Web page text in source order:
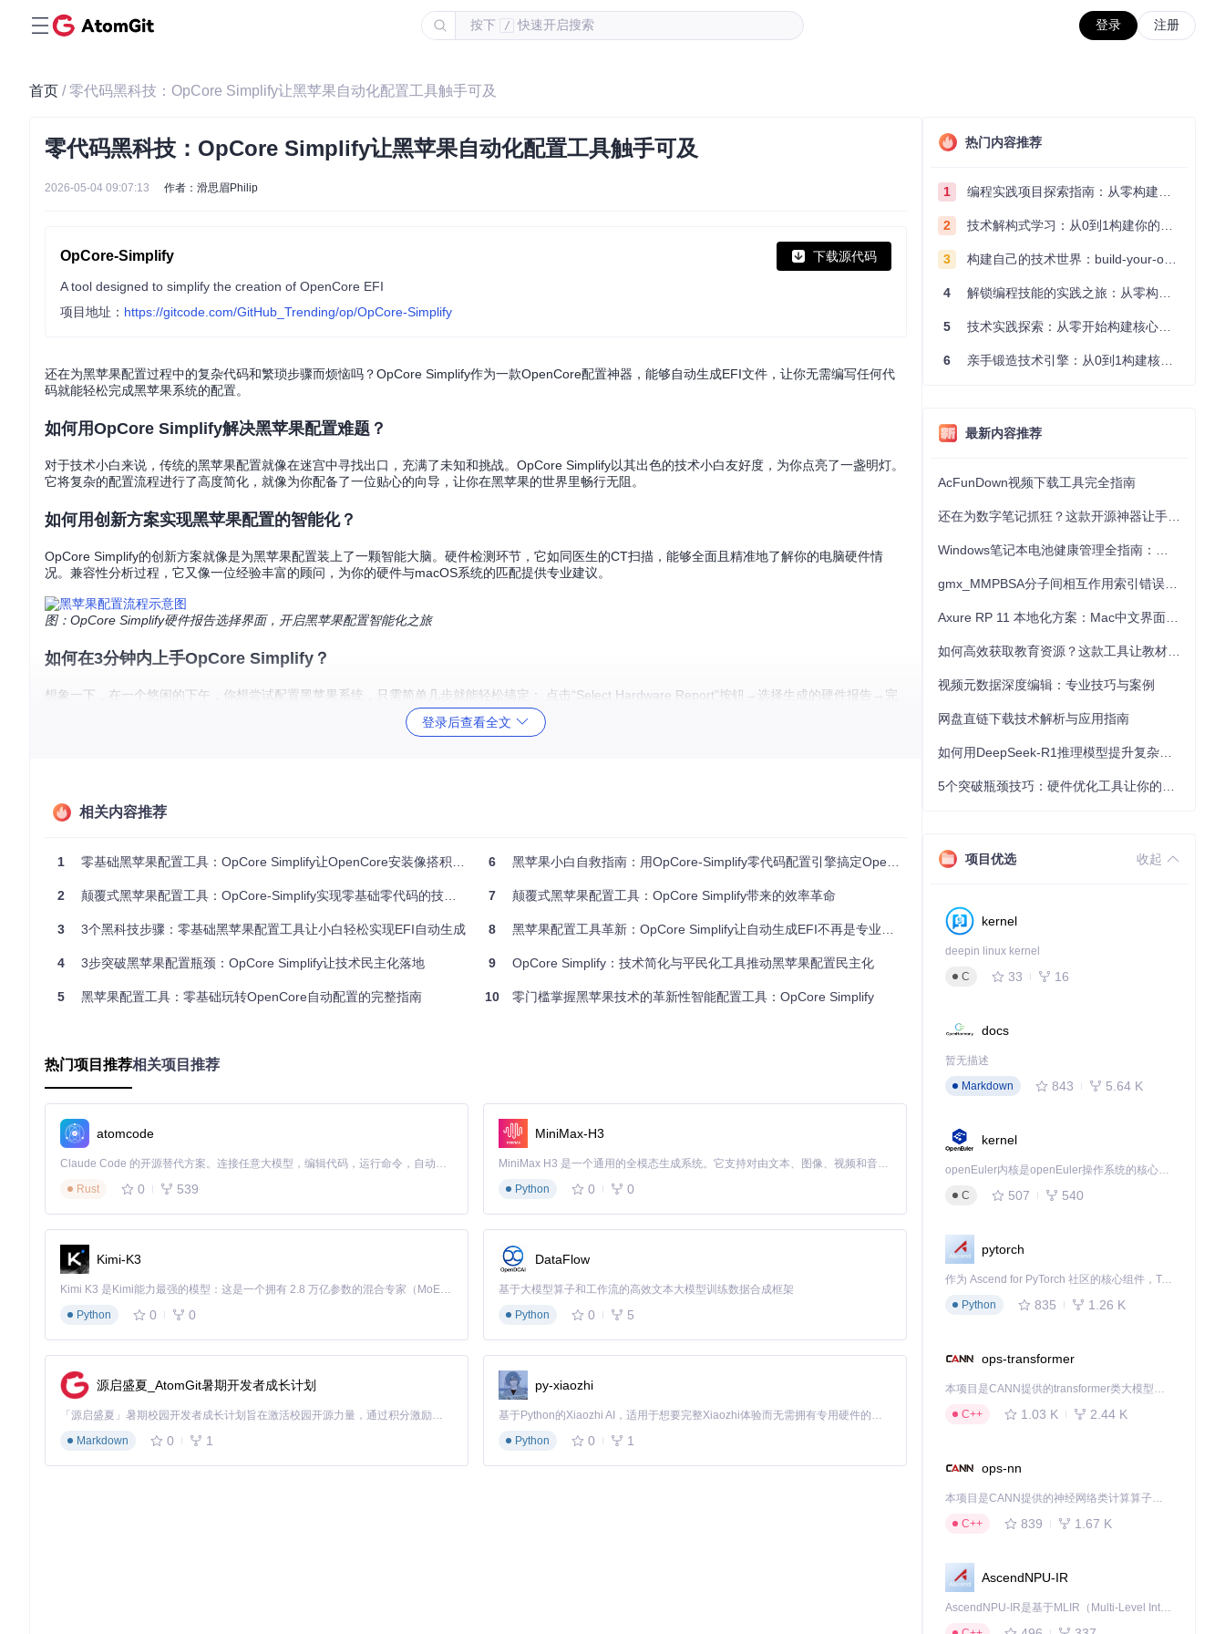
按下 / 快速开启搜索 登录 注册
首页 / 零代码黑科技：OpCore Simplify让黑苹果自动化配置工具触手可及
零代码黑科技：OpCore Simplify让黑苹果自动化配置工具触手可及
2026-05-04 09:07:13 作者：滑思眉Philip
OpCore-Simplify 下载源代码
A tool designed to simplify the creation of OpenCore EFI
项目地址： https://gitcode.com/GitHub_Trending/op/OpCore-Simplify
还在为黑苹果配置过程中的复杂代码和繁琐步骤而烦恼吗？OpCore Simplify作为一款OpenCore配置神器，能够自动生成EFI文件，让你无需编写任何代
码就能轻松完成黑苹果系统的配置。
如何用OpCore Simplify解决黑苹果配置难题？
对于技术小白来说，传统的黑苹果配置就像在迷宫中寻找出口，充满了未知和挑战。OpCore Simplify以其出色的技术小白友好度，为你点亮了一盏明灯。
它将复杂的配置流程进行了高度简化，就像为你配备了一位贴心的向导，让你在黑苹果的世界里畅行无阻。
如何用创新方案实现黑苹果配置的智能化？
OpCore Simplify的创新方案就像是为黑苹果配置装上了一颗智能大脑。硬件检测环节，它如同医生的CT扫描，能够全面且精准地了解你的电脑硬件情
况。兼容性分析过程，它又像一位经验丰富的顾问，为你的硬件与macOS系统的匹配提供专业建议。
图：OpCore Simplify硬件报告选择界面，开启黑苹果配置智能化之旅
如何在3分钟内上手OpCore Simplify？
想象一下，在一个悠闲的下午，你想尝试配置黑苹果系统，只需简单几步就能轻松搞定： 点击“Select Hardware Report”按钮→选择生成的硬件报告→完
成硬件检测。接着，在配置界面中，根据自己的需求选择合适的macOS版本，点击“Configure Patches”配置ACPI补丁，再点击“Manage Kexts”管理内核
扩展。就是这么简单，短短几分钟，你就完成了曾经需要数小时才能搞定的配置工作。
用户真实案例
他轻松完成了配置，成功在自己的笔记本上安装了黑苹果系统，现在他可以使用macOS系统进行编程学习，效率大大提高。
案例二：设计师小王的高效工作助手
小王是一名设计师，需要使用一些仅在macOS系统上运行的设计软件。他尝试过多种黑苹果配置工具，都觉得不够便捷。直到他遇到了OpCore Simplif
y，通过简单的操作就完成了配置，现在他可以专注于设计工作，不再为系统配置而烦恼。
如何获取OpCore Simplify并获得支持？
我们承诺为用户提供优质的社区技术支持，如果你在使用过程中遇到任何问题，都可以在社区中提问，会有热心的开发者和用户为你解答。让OpCore Sim
plify成为你黑苹果配置之旅的得力助手，开启你的高效黑苹果体验吧！
OpCore-Simplify 下载源代码
A tool designed to simplify the creation of OpenCore EFI
项目地址： https://gitcode.com/GitHub_Trending/op/OpCore-Simplify
登录后查看全文
相关内容推荐
1 零基础黑苹果配置工具：OpCore Simplify让OpenCore安装像搭积木一样简单
2 颠覆式黑苹果配置工具：OpCore-Simplify实现零基础零代码的技术平权革命
3 3个黑科技步骤：零基础黑苹果配置工具让小白轻松实现EFI自动生成
4 3步突破黑苹果配置瓶颈：OpCore Simplify让技术民主化落地
5 黑苹果配置工具：零基础玩转OpenCore自动配置的完整指南
6 黑苹果小白自救指南：用OpCore-Simplify零代码配置引擎搞定OpenCore
7 颠覆式黑苹果配置工具：OpCore Simplify带来的效率革命
8 黑苹果配置工具革新：OpCore Simplify让自动生成EFI不再是专业门槛
9 OpCore Simplify：技术简化与平民化工具推动黑苹果配置民主化
10 零门槛掌握黑苹果技术的革新性智能配置工具：OpCore Simplify
热门项目推荐相关项目推荐
atomcode
Claude Code 的开源替代方案。连接任意大模型，编辑代码，运行命令，自动验证 — 全自动执行。用 Rust 构建，极致性能。 ｜ An open-source alternative to Claude Code. Connect any LLM, edit code, run commands, and verify changes — autonomously. Built in Rust for speed. Get Started
Rust
0 539
MiniMax-H3
MiniMax H3 是一个通用的全模态生成系统。它支持对由文本、图像、视频和音频组成的多模态上下文进行统一理解，并能生成分辨率高达 2K、时长可达 15 秒的带原生立体声音频的视频。得益于面向任务泛化的系统设计，H3 在预训练阶段就已具备广泛的多模态上下文理解与生成能力，能够出色地执行复杂的多模态指令。
Python
0 0
Kimi-K3
Kimi K3 是Kimi能力最强的模型：这是一个拥有 2.8 万亿参数的混合专家（MoE）模型，具备原生视觉理解能力，并支持 100 万 token 的上下文窗口。
Python
0 0
DataFlow
基于大模型算子和工作流的高效文本大模型训练数据合成框架
Python
0 5
源启盛夏_AtomGit暑期开发者成长计划
「源启盛夏」暑期校园开发者成长计划旨在激活校园开源力量，通过积分激励、认证扶持、资源倾斜等形式，引导高校组织和开发者完成「入驻 — 建项目 — 做贡献 — 获认证 — 得资源」的完整闭环。无论你是想带领社团入驻平台的组织者，还是希望用代码贡献证明自己的开发者，都能在这里找到属于你的成长路径。
Markdown
0 1
py-xiaozhi
基于Python的Xiaozhi AI，适用于想要完整Xiaozhi体验而无需拥有专用硬件的用户。
Python
0 1
热门内容推荐
1 编程实践项目探索指南：从零构建技术能力体系
2 技术解构式学习：从0到1构建你的编程知识体系
3 构建自己的技术世界：build-your-own-x项目的实践探索指南
4 解锁编程技能的实践之旅：从零构建你的技术世界
5 技术实践探索：从零开始构建核心系统的实践指南
6 亲手锻造技术引擎：从0到1构建核心系统的实践指南
最新内容推荐
AcFunDown视频下载工具完全指南
视频元数据深度编辑：专业技巧与案例
网盘直链下载技术解析与应用指南
项目优选 收起
kernel
deepin linux kernel
C
33 16
docs
暂无描述
Markdown
843 5.64 K
kernel
openEuler内核是openEuler操作系统的核心，既是系统性能与稳定性的基石，也是连接处理器、设备与服务的桥梁。
C
507 540
pytorch
作为 Ascend for PyTorch 社区的核心组件，TorchNPU 是昇腾专为 PyTorch 打造的深度学习适配插件，使 PyTorch 框架能够直接调用昇腾 NPU，为开发者提供昇腾 AI 处理器的超强算力。
Python
835 1.26 K
ops-transformer
本项目是CANN提供的transformer类大模型算子库，实现网络在NPU上加速计算。
C++
1.03 K 2.44 K
ops-nn
本项目是CANN提供的神经网络类计算算子库，实现网络在NPU上加速计算。
C++
839 1.67 K
AscendNPU-IR
AscendNPU-IR是基于MLIR（Multi-Level Intermediate Representation）构建的，面向昇腾亲和算子编译时使用的中间表示，提供昇腾完备表达能力，通过编译优化提升昇腾AI处理器计算效率，支持通过生态框架使能昇腾AI处理器与深度调优